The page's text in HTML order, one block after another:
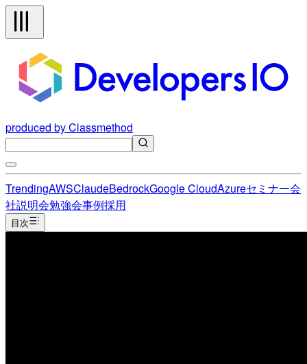
produced by Classmethod
TrendingAWSClaudeBedrockGoogle CloudAzureセミナー会
社説明会勉強会事例採用
目次